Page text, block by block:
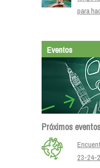
para
Eventos
Próximos
23-24-